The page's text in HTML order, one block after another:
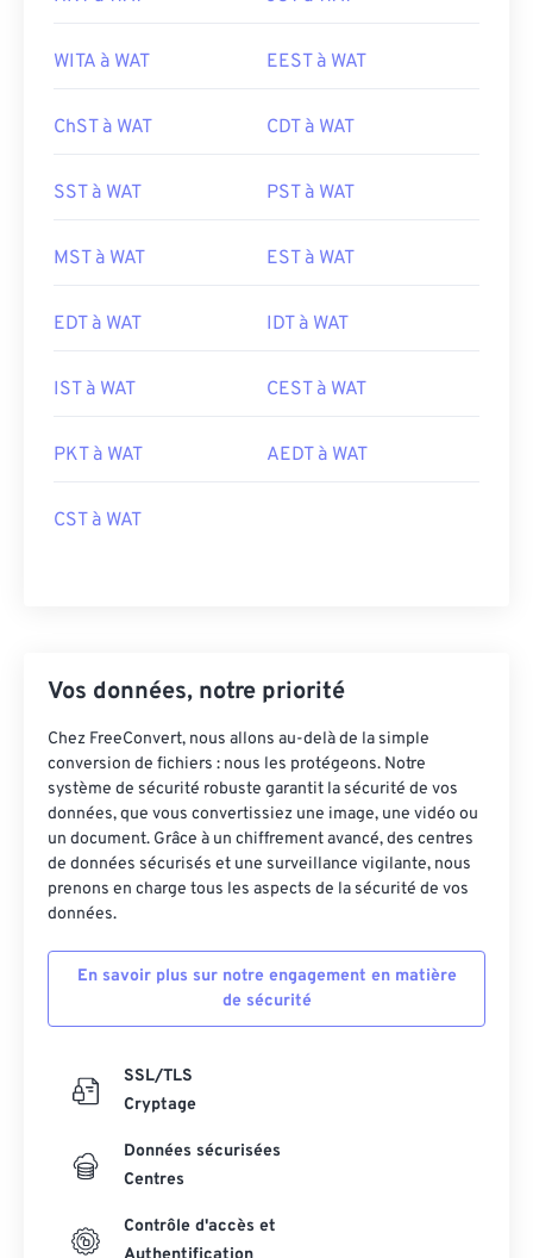
WITA à WAT EEST à WAT
ChST à WAT CDT à WAT
SST à WAT PST à WAT
MST à WAT EST à WAT
EDT à WAT IDT à WAT
IST à WAT CEST à WAT
PKT à WAT AEDT à WAT
CST à WAT
Vos données, notre priorité
Chez FreeConvert, nous allons au-delà de la simple
conversion de fichiers : nous les protégeons. Notre
système de sécurité robuste garantit la sécurité de vos
données, que vous convertissiez une image, une vidéo ou
un document. Grâce à un chiffrement avancé, des centres
de données sécurisés et une surveillance vigilante, nous
prenons en charge tous les aspects de la sécurité de vos
données.
En savoir plus sur notre engagement en matière
de sécurité
SSL/TLS
Cryptage
Données sécurisées
Centres
Contrôle d'accès et